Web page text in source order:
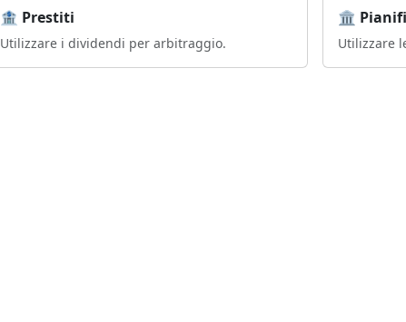
🏦 Prestiti
Utilizzare i dividendi per arbitraggio.
🏛️
Utilizzare